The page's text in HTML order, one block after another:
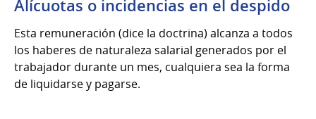
Alí­cuotas o incidencias en el despido
Esta remuneración (dice la doctrina) alcanza a todos
los haberes de naturaleza salarial generados por el
trabajador durante un mes, cualquiera sea la forma
de liquidarse y pagarse.